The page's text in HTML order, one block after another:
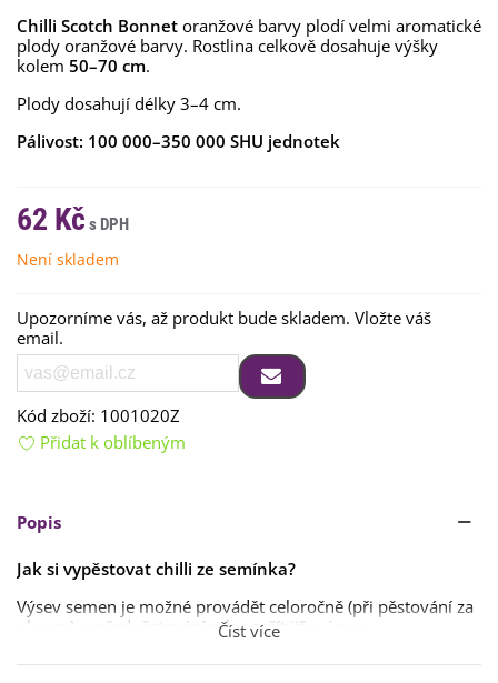
Chilli Scotch Bonnet oranžové barvy plodí velmi aromatické
plody oranžové barvy. Rostlina celkově dosahuje výšky
kolem 50–70 cm.
Plody dosahují délky 3–4 cm.
Pálivost: 100 000–350 000 SHU jednotek
62 Kč
Není skladem
Upozorníme vás, až produkt bude skladem. Vložte váš
email.
Kód zboží: 1001020Z
Přidat k oblíbeným
Popis
Jak si vypěstovat chilli ze semínka?
Výsev semen je možné provádět celoročně (při pěstování za
oknem), s předpěstováním lze začít již v únoru,
proto je třeba s předpěstováním začít včas.
Číst více